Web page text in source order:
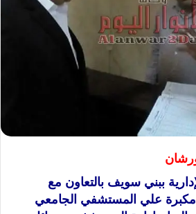
ببني سويف بالتعاون مع
علي المستشفي الجامعي